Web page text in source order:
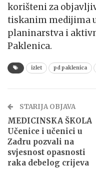
korišteni za
tiskanim medijima
planinarstva i
Paklenica.
izlet pd paklenica
STARIJA OBJAVA
MEDICINSKA ŠKOLA
Učenice i učenici u
Zadru pozvali na
svjesnost opasnosti
raka debelog crijeva